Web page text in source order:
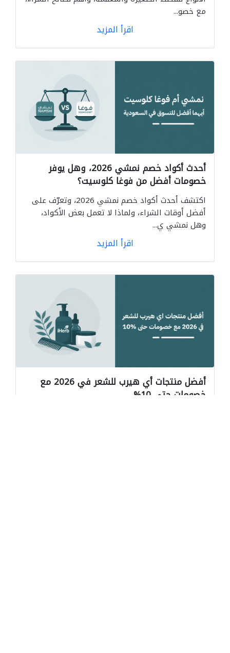
مع خصو...
اقرأ المزيد
أحدث أكواد خصم نمشي 2026، وهل يوفر
خصومات أفضل من فوغا كلوسيت؟
اكتشف أحدث أكواد خصم نمشي 2026، وتعرّف على
أفضل أوقات الشراء، ولماذا لا تعمل بعض الأكواد،
وهل نمشي ي...
اقرأ المزيد
أفضل منتجات أي هيرب للشعر في 2026 مع
خصومات حتى 10%